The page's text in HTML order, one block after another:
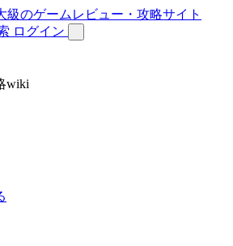
ログイン
wiki